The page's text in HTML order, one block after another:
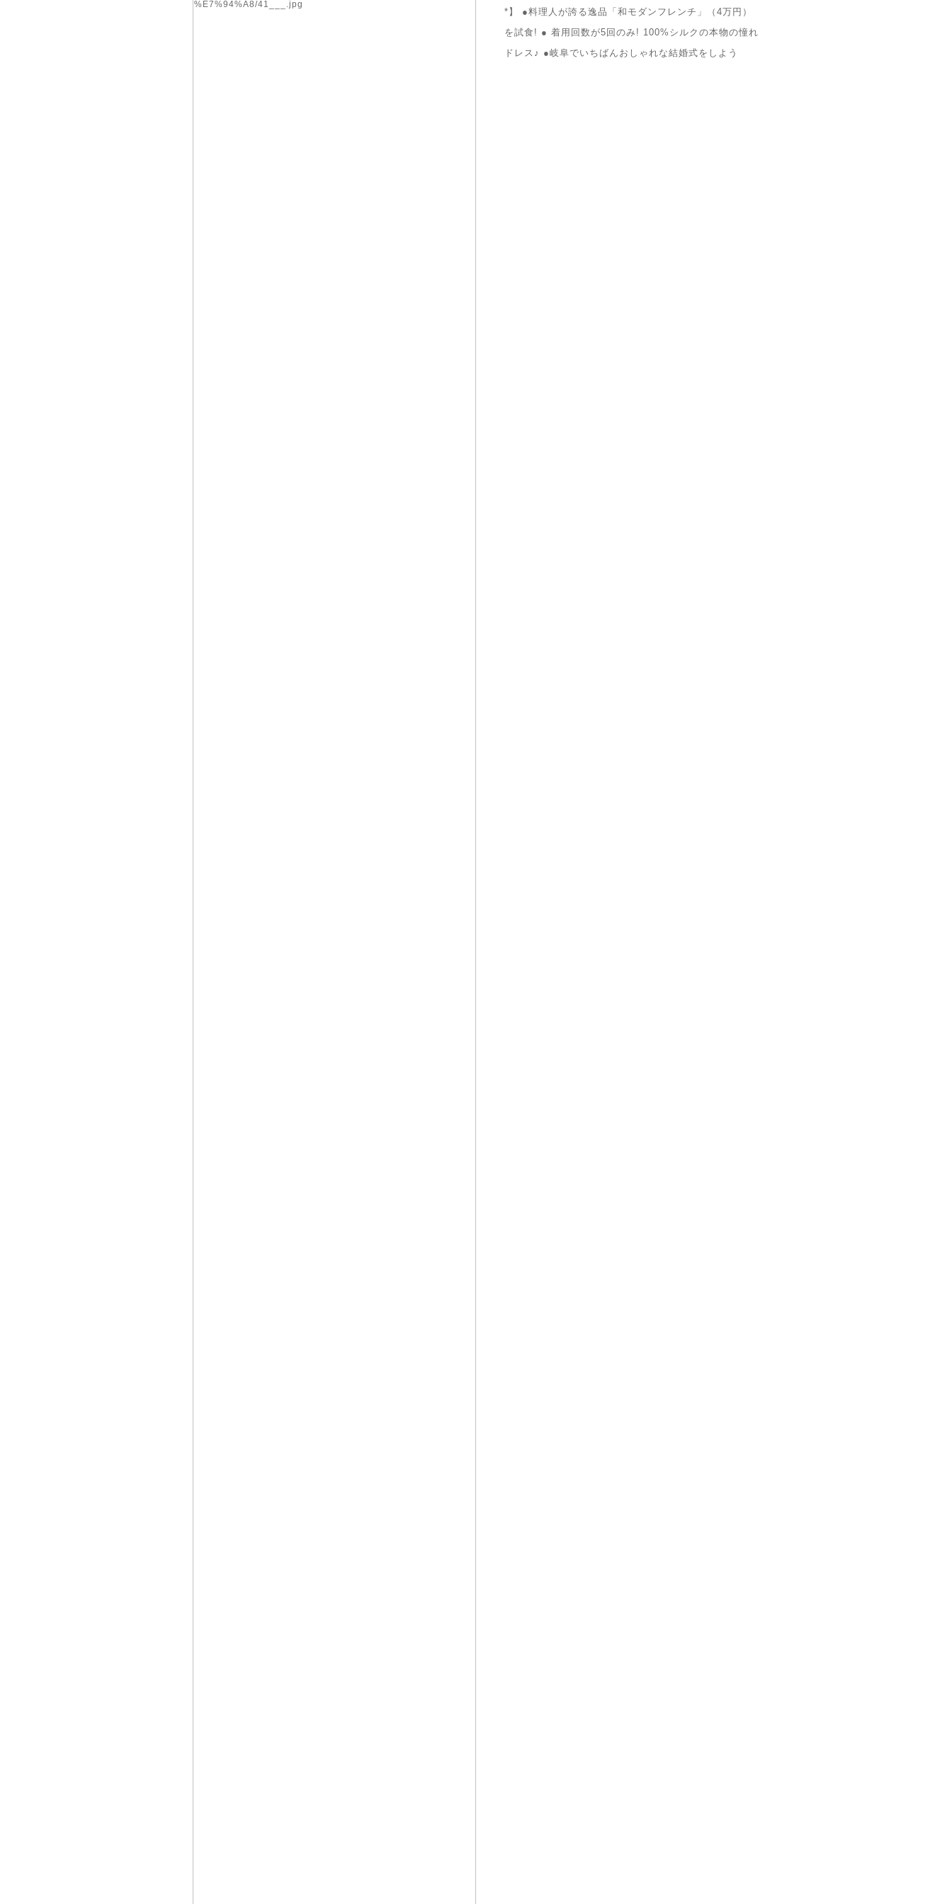
*】 ●料理人が誇る逸品「和モダンフレンチ」（4万円）
を試食! ● 着用回数が5回のみ! 100%シルクの本物の憧れ
ドレス♪ ●岐阜でいちばんおしゃれな結婚式をしよう